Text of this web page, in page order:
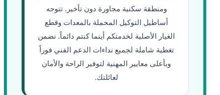
ومنطقة سكنية مجاورة دون تأخير. تتوجه
أساطيل التوكيل المحملة بالمعدات وقطع
الغيار الأصلية لخدمتكم أينما كنتم دائماً. نضمن
تغطية شاملة لجميع نداءات الدعم الفني فوراً
وبأعلى معايير المهنية لتوفير الراحة والأمان
لعائلتك.